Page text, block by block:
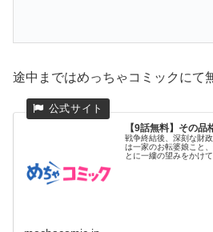
途中まではめっちゃコミックにて
【9話無料】その
戦争終結後、深刻な財
は一家のお転婆娘こと
とに一縷の望みをかけ